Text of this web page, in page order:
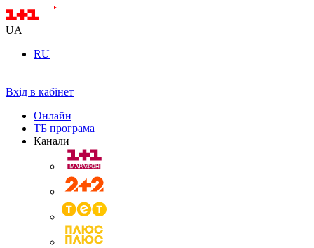
UA
RU
Вхід в кабінет
Онлайн
ТБ програма
Канали